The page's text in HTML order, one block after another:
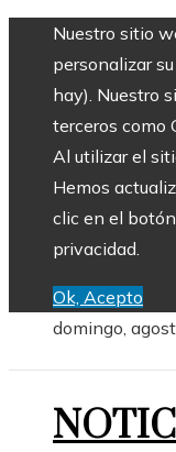
Nuestro sitio
personalizar
hay). Nuestro
terceros como
Al utilizar el
Hemos
clic en el
privacidad.
Ok, Acepto
domingo,